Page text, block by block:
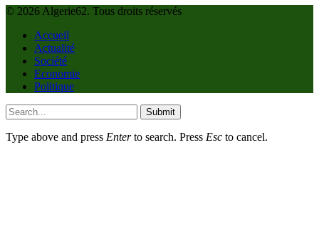
© 2026 Algerie62. Tous droits réservés
Accueil
Actualité
Société
Economie
Politique
Submit
Type above and press Enterto search. Press Esc to cancel.